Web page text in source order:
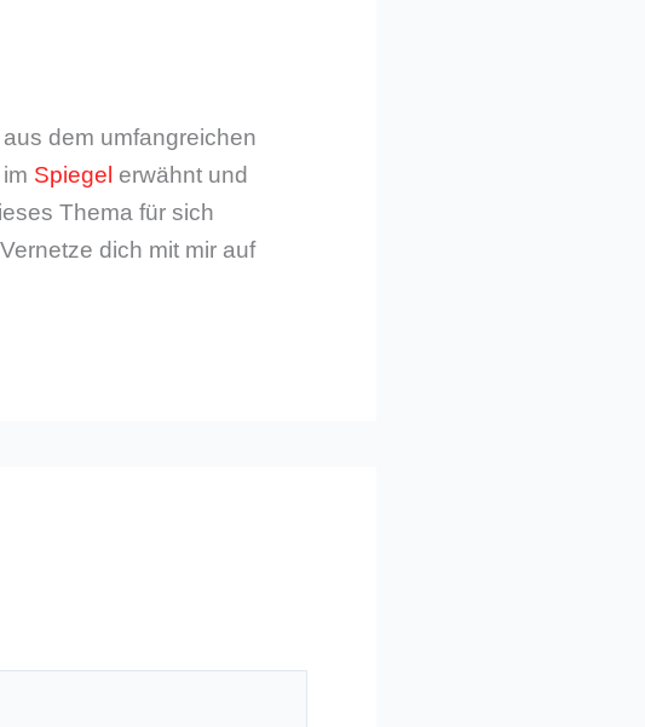
dem umfangreichen
Spiegel erwähnt und
Thema für sich
dich mit mir auf